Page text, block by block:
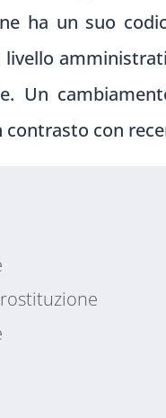
ha un suo
Un
con